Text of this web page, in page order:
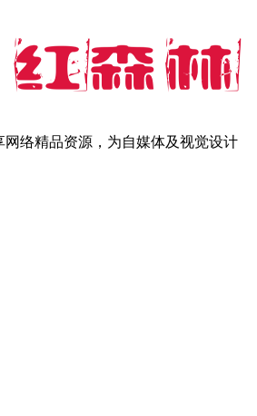
网络精品资源，为自媒体及视觉设计